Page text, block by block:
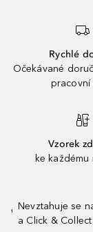
Rychlé
Očekávané
pracovní
Vzorek
ke každému
¹
Nevztahuje se
a Click &